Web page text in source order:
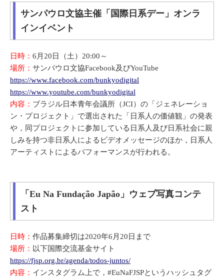
サンパウロ文協主催「国際日系デー」オンラ
インイベント
日時： 6月20日（土）20:00～
場所： サンパウロ文協Facebook及びYouTube
https://www.facebook.com/bunkyodigital
https://www.youtube.com/bunkyodigital
内容： ブラジル日本青年会議所（JCI）の「ジェネレーショ
ン・プロジェクト」で選出された「日系人の価値観」の発表
や，同プロジェクトに参加している日系人及び日系社会に親
しみを持つ非日系人によるビデオメッセージのほか，日系人
アーティストによるパフォーマンスが行われる。
「Eu Na Fundação Japão」ウェブ写真コンテ
スト
日時： 作品募集締切は2020年6月20日まで
場所： 以下国際交流基金サイト
https://fjsp.org.br/agenda/todos-juntos/
内容： インスタグラム上で，#EuNaFJSPというハッシュタグ